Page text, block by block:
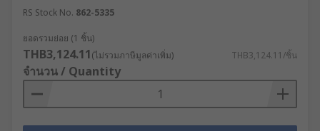
RS Stock No. 862-5335
ยอดรวมย่อย (1 ชิ้น)
THB3,124.11(ไม่รวมภาษีมูลค่าเพิ่ม) THB3,124.11/ชิ้น
จำนวน / Quantity